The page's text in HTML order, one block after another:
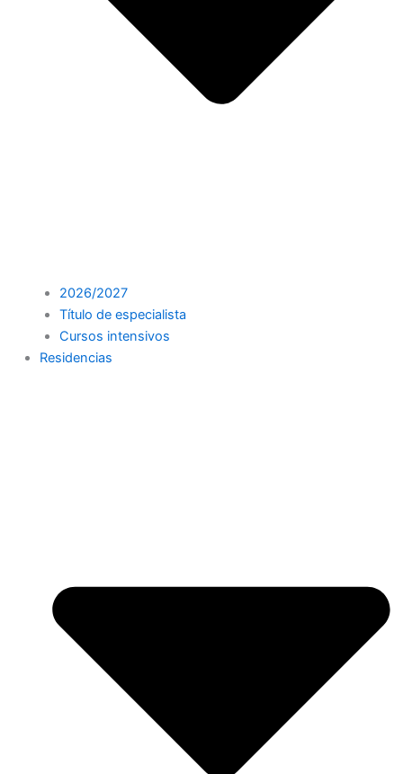
2026/2027
Título de especialista
Cursos intensivos
Residencias